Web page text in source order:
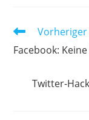
Weitere
ansehen
Facebook:
Twitter-